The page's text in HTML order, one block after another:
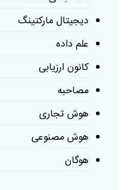
دیجیتال مارکتینگ
علم داده
کانون ارزیابی
مصاحبه
هوش تجاری
هوش مصنوعی
هوگان